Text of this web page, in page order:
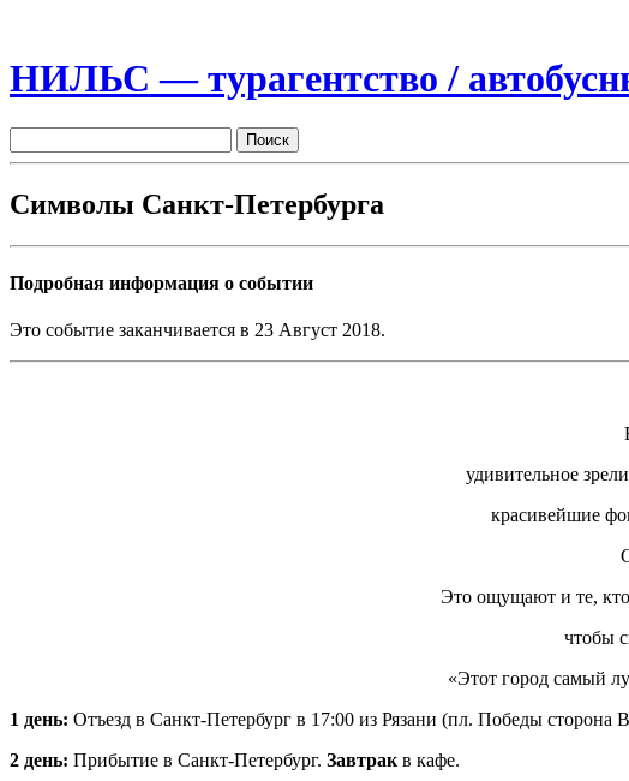
НИЛЬС — турагентство /
Символы Санкт-Петербурга
Подробная информация о событии
Это событие заканчивается в 23 Август 2018.
удивительное
красивейшие
Это ощущают и те, кто
чтобы
«Этот город самый
1 день: Отъезд в Санкт-Петербург в 17:00 из Рязани (пл. Победы
2 день: Прибытие в Санкт-Петербург. Завтрак в кафе.